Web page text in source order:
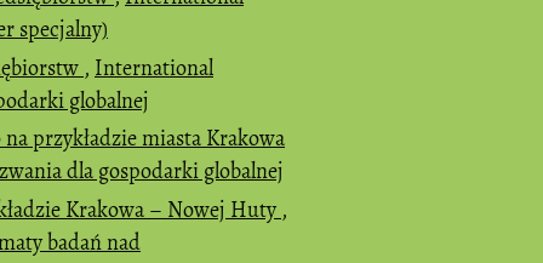
specjalny)
, International
globalnej
przykładzie miasta Krakowa
dla gospodarki globalnej
Krakowa – Nowej Huty ,
badań nad